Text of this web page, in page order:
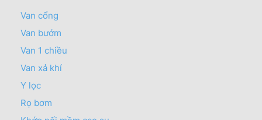
Van cổng
Van bướm
Van 1 chiều
Van xả khí
Y lọc
Rọ bơm